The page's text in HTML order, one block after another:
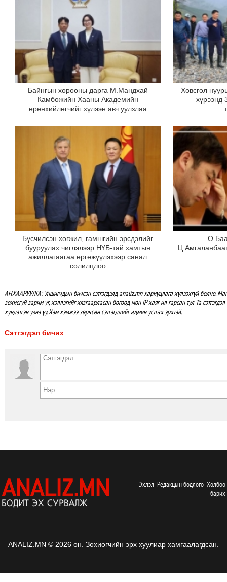
Байнгын хорооны дарга М.Мандхай
Камбожийн Хааны Академийн
ерөнхийлөгчийг хүлээн авч уулзлаа
Хөвсгөл
хүрээнд
Бүсчилсэн хөгжил, гамшгийн эрсдэлийг
бууруулах чиглэлээр НҮБ-тай хамтын
ажиллагаагаа өргөжүүлэхээр санал
солилцлоо
АНХААРУУЛГА: Уншигчдын бичсэн сэтгэгдэлд analiz.mn хариуцлага хүлээхгүй болно.
зохисгүй зарим үг, хэллэгийг хязгаарласан бөгөөд мөн IP хаяг ил гарсан тул Та
хүндэтгэн үзнэ үү. Хэм хэмжээ зөрчсөн сэтгэгдлийг админ устгах эрхтэй.
Сэтгэгдэл бичих
Эхлэл Редакцын бодлого Холбоо
барих
ANALIZ.MN © 2026 он. Зохиогчийн эрх хуулиар хамгаалагдсан.